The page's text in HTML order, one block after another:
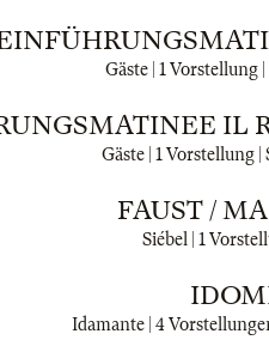
Gäste | 1 Vorstellung |
IL
Gäste | 1 Vorstellung |
FAUST /
Siébel | 1
Idamante | 4